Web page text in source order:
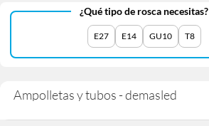
¿Qué tipo de rosca necesitas?
E27 E14 GU10 T8
Ampolletas y tubos - demasled